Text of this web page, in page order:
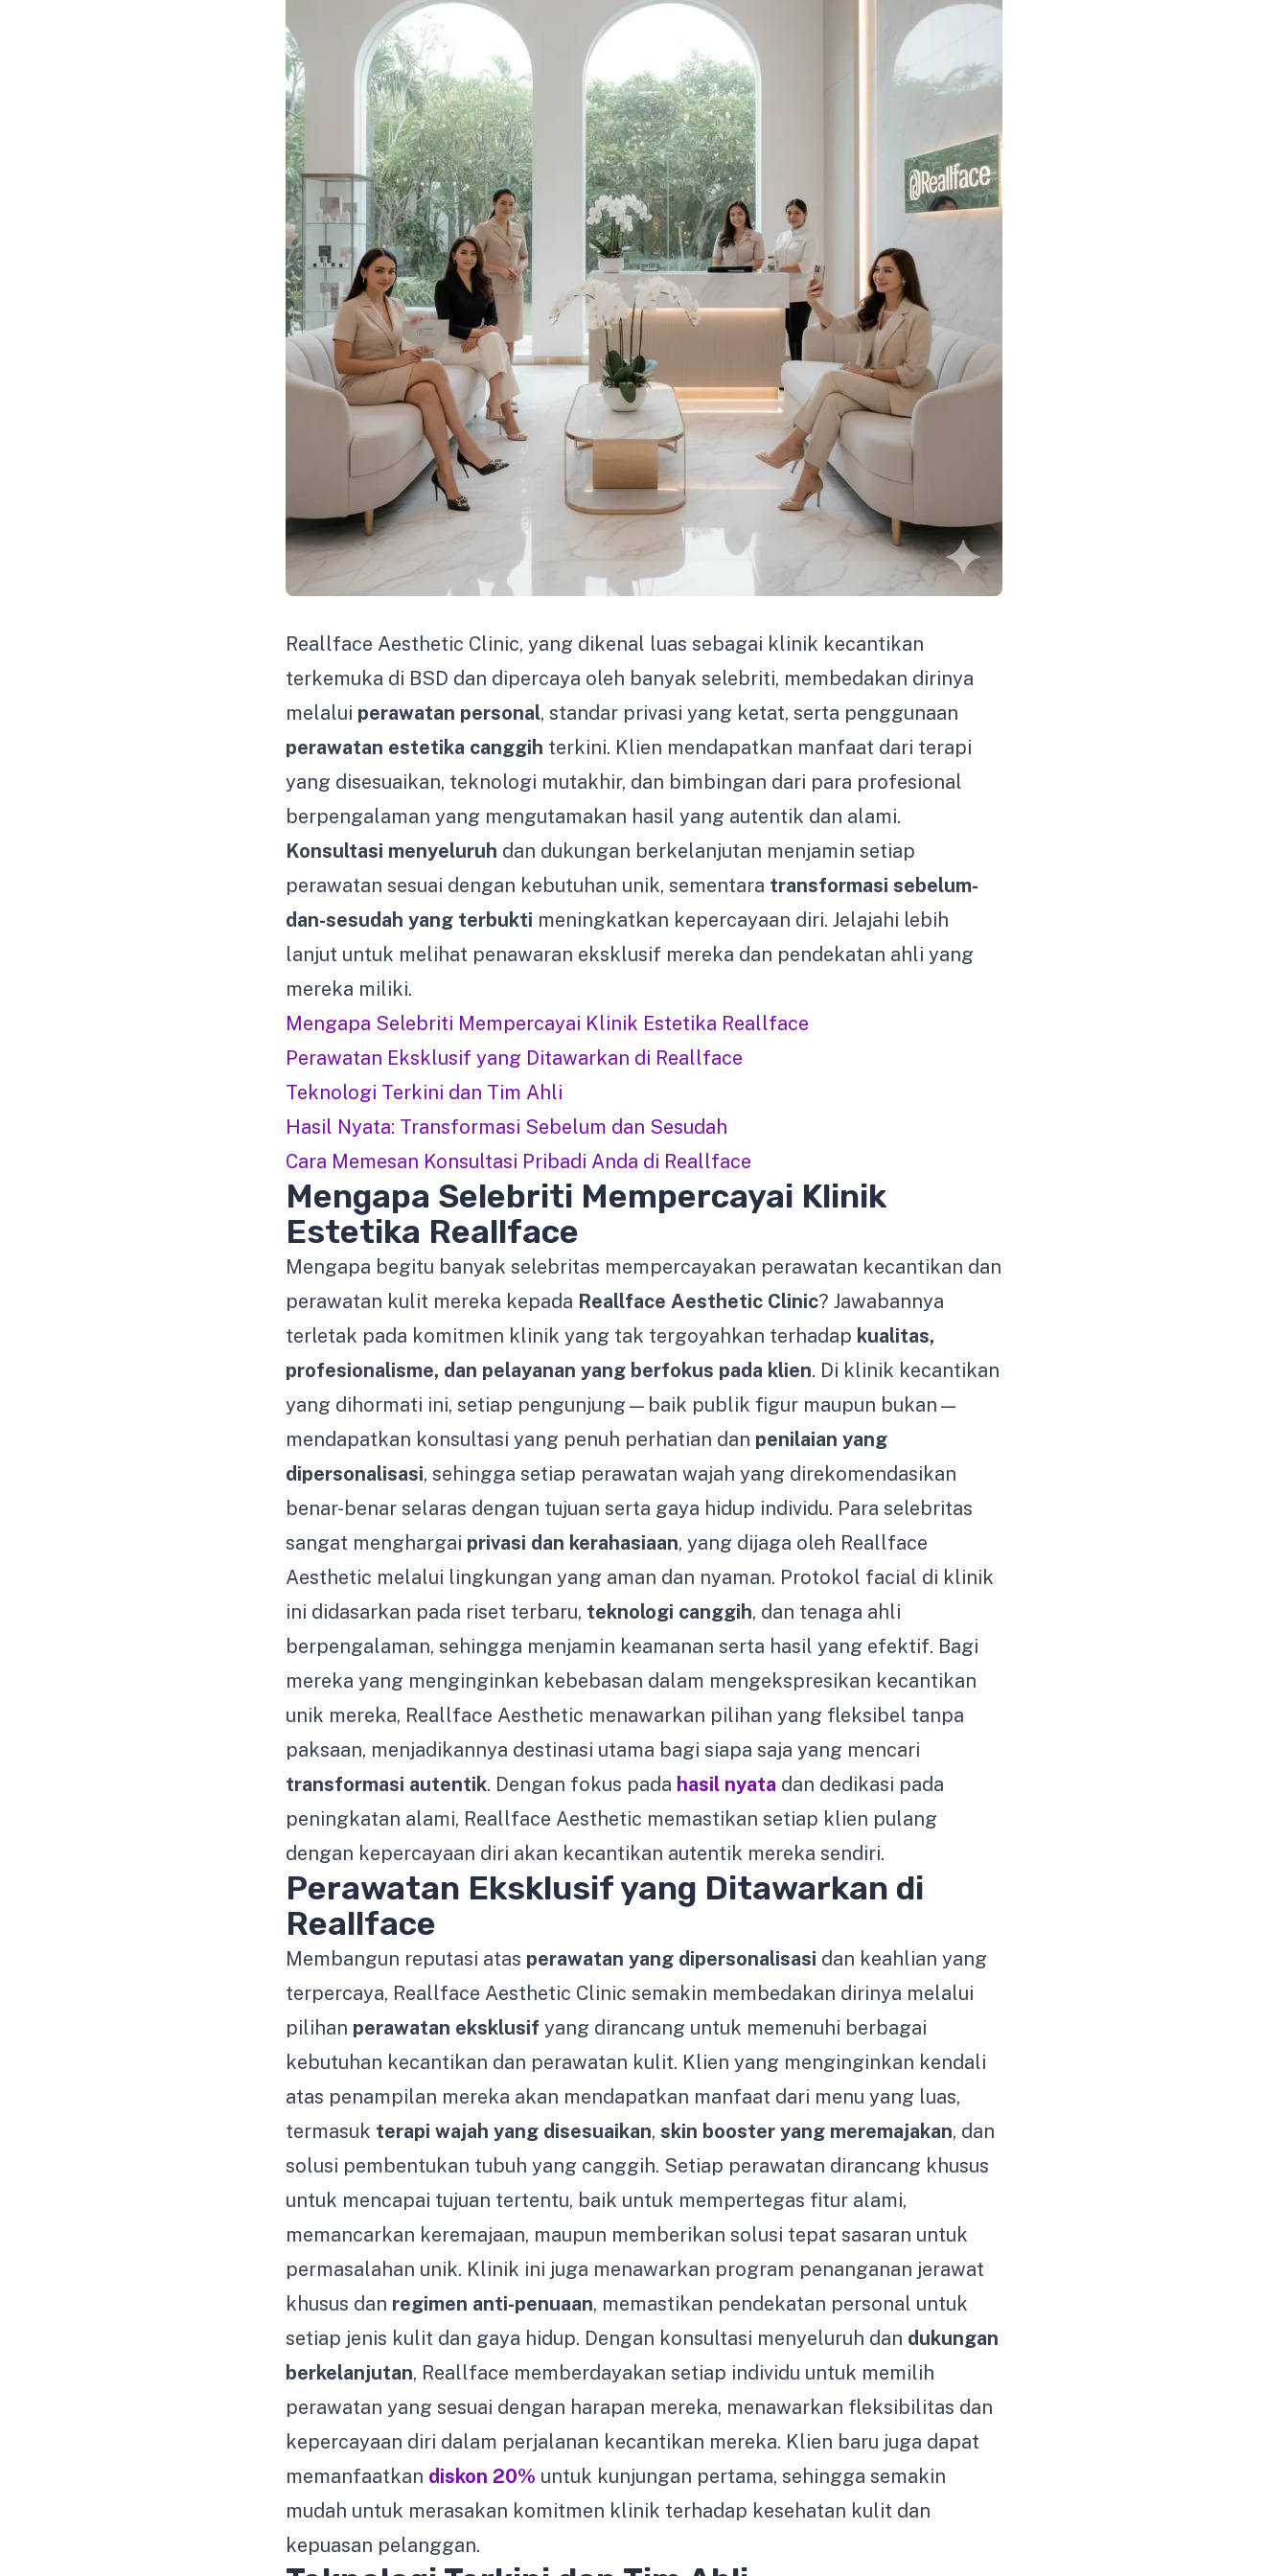
Reallface Aesthetic Clinic, yang dikenal luas sebagai klinik kecantikan
terkemuka di BSD dan dipercaya oleh banyak selebriti, membedakan dirinya
melalui perawatan personal, standar privasi yang ketat, serta penggunaan
perawatan estetika canggih terkini. Klien mendapatkan manfaat dari terapi
yang disesuaikan, teknologi mutakhir, dan bimbingan dari para profesional
berpengalaman yang mengutamakan hasil yang autentik dan alami.
Konsultasi menyeluruh dan dukungan berkelanjutan menjamin setiap
perawatan sesuai dengan kebutuhan unik, sementara transformasi sebelum-
dan-sesudah yang terbukti meningkatkan kepercayaan diri. Jelajahi lebih
lanjut untuk melihat penawaran eksklusif mereka dan pendekatan ahli yang
mereka miliki.
Mengapa Selebriti Mempercayai Klinik Estetika Reallface
Perawatan Eksklusif yang Ditawarkan di Reallface
Teknologi Terkini dan Tim Ahli
Hasil Nyata: Transformasi Sebelum dan Sesudah
Cara Memesan Konsultasi Pribadi Anda di Reallface
Mengapa Selebriti Mempercayai Klinik
Estetika Reallface
Mengapa begitu banyak selebritas mempercayakan perawatan kecantikan dan
perawatan kulit mereka kepada Reallface Aesthetic Clinic? Jawabannya
terletak pada komitmen klinik yang tak tergoyahkan terhadap kualitas,
profesionalisme, dan pelayanan yang berfokus pada klien. Di klinik kecantikan
yang dihormati ini, setiap pengunjung—baik publik figur maupun bukan—
mendapatkan konsultasi yang penuh perhatian dan penilaian yang
dipersonalisasi, sehingga setiap perawatan wajah yang direkomendasikan
benar-benar selaras dengan tujuan serta gaya hidup individu. Para selebritas
sangat menghargai privasi dan kerahasiaan, yang dijaga oleh Reallface
Aesthetic melalui lingkungan yang aman dan nyaman. Protokol facial di klinik
ini didasarkan pada riset terbaru, teknologi canggih, dan tenaga ahli
berpengalaman, sehingga menjamin keamanan serta hasil yang efektif. Bagi
mereka yang menginginkan kebebasan dalam mengekspresikan kecantikan
unik mereka, Reallface Aesthetic menawarkan pilihan yang fleksibel tanpa
paksaan, menjadikannya destinasi utama bagi siapa saja yang mencari
transformasi autentik. Dengan fokus pada hasil nyata dan dedikasi pada
peningkatan alami, Reallface Aesthetic memastikan setiap klien pulang
dengan kepercayaan diri akan kecantikan autentik mereka sendiri.
Perawatan Eksklusif yang Ditawarkan di
Reallface
Membangun reputasi atas perawatan yang dipersonalisasi dan keahlian yang
terpercaya, Reallface Aesthetic Clinic semakin membedakan dirinya melalui
pilihan perawatan eksklusif yang dirancang untuk memenuhi berbagai
kebutuhan kecantikan dan perawatan kulit. Klien yang menginginkan kendali
atas penampilan mereka akan mendapatkan manfaat dari menu yang luas,
termasuk terapi wajah yang disesuaikan, skin booster yang meremajakan, dan
solusi pembentukan tubuh yang canggih. Setiap perawatan dirancang khusus
untuk mencapai tujuan tertentu, baik untuk mempertegas fitur alami,
memancarkan keremajaan, maupun memberikan solusi tepat sasaran untuk
permasalahan unik. Klinik ini juga menawarkan program penanganan jerawat
khusus dan regimen anti-penuaan, memastikan pendekatan personal untuk
setiap jenis kulit dan gaya hidup. Dengan konsultasi menyeluruh dan dukungan
berkelanjutan, Reallface memberdayakan setiap individu untuk memilih
perawatan yang sesuai dengan harapan mereka, menawarkan fleksibilitas dan
kepercayaan diri dalam perjalanan kecantikan mereka. Klien baru juga dapat
memanfaatkan diskon 20% untuk kunjungan pertama, sehingga semakin
mudah untuk merasakan komitmen klinik terhadap kesehatan kulit dan
kepuasan pelanggan.